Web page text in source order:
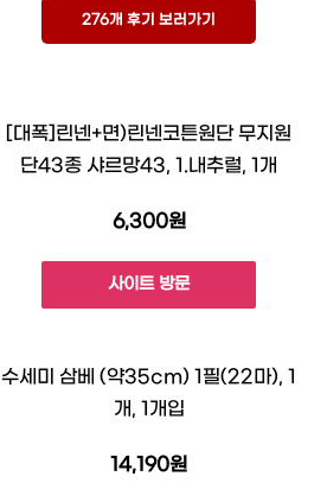
276개 후기 보러가기
[대폭]린넨+면)린넨코튼원단 무지원
단43종 샤르망43, 1.내추럴, 1개
6,300원
사이트 방문
수세미 삼베 (약35cm) 1필(22마), 1
개, 1개입
14,190원